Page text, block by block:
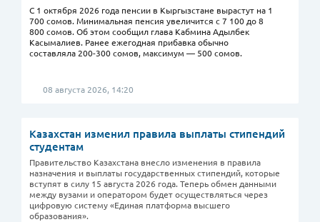
С 1 октября 2026 года пенсии в Кыргызстане вырастут на 1
700 сомов. Минимальная пенсия увеличится с 7 100 до 8
800 сомов. Об этом сообщил глава Кабмина Адылбек
Касымалиев. Ранее ежегодная прибавка обычно
составляла 200-300 сомов, максимум — 500 сомов.
08 августа 2026, 14:20
Казахстан изменил правила выплаты стипендий
студентам
Правительство Казахстана внесло изменения в правила
назначения и выплаты государственных стипендий, которые
вступят в силу 15 августа 2026 года. Теперь обмен данными
между вузами и оператором будет осуществляться через
цифровую систему «Единая платформа высшего
образования».